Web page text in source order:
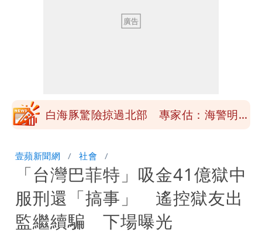
「終於能交代」 捐500萬獎學金延續愛
白海豚颱風逼近！鄭明典示警「恐遇黑潮
砸重金再買一整桌卡盒
白海豚驚險掠過北部 專家估：海警明發
「終於能交代」 捐500萬獎學金延續愛
白海豚颱風逼近！鄭明典示警「恐遇黑潮
變強」 路徑分歧藏警訊：不利強度維持
壹蘋新聞網 社會
「台灣巴菲特」吸金41億獄中
服刑還「搞事」 遙控獄友出
監繼續騙 下場曝光